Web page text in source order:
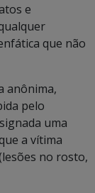
e
que não
anônima,
pelo
uma
a vítima
no rosto,